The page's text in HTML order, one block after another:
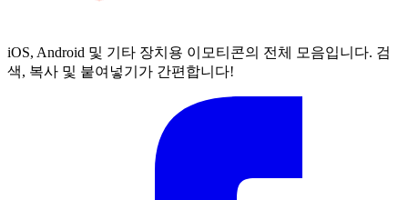
iOS, Android 및 기타 장치용 이모티콘의 전체 모음입니다. 검
색, 복사 및 붙여넣기가 간편합니다!